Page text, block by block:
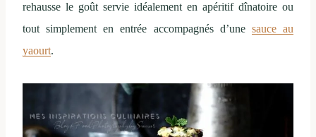
rehausse le goût servie idéalement en apéritif dînatoire ou
tout simplement en entrée accompagnés d’une sauce au
yaourt.